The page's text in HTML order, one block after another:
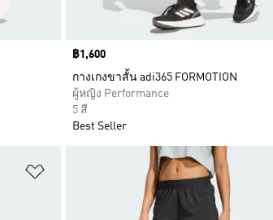
Price
฿1,600
กางเกงขาสั้น adi365 FORMOTION
ผู้หญิง Performance
5 สี
Best Seller
เพิ่มไปยังรายการสินค้าโปรด